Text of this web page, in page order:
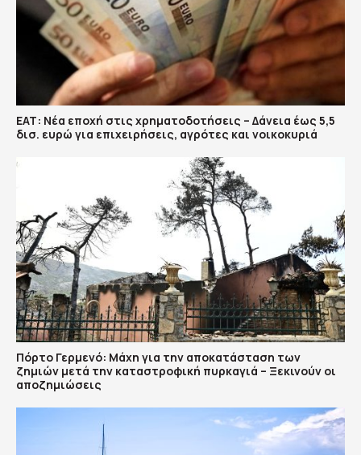
ΕΑΤ: Νέα εποχή στις χρηματοδοτήσεις – Δάνεια έως 5,5
δισ. ευρώ για επιχειρήσεις, αγρότες και νοικοκυριά
Πόρτο Γερμενό: Μάχη για την αποκατάσταση των
ζημιών μετά την καταστροφική πυρκαγιά – Ξεκινούν οι
αποζημιώσεις